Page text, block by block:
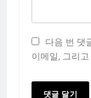
다음 번 댓
이메일, 그리